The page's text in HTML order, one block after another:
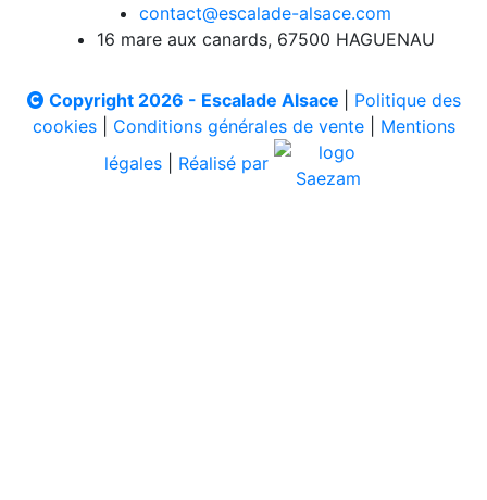
contact@escalade-alsace.com
16 mare aux canards, 67500 HAGUENAU
Copyright 2026 - Escalade Alsace
Politique des
cookies| Conditions générales de vente| Mentions
légales
Réalisé par